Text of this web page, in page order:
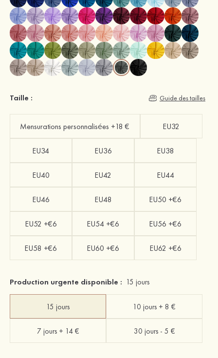
Taille : Guide des tailles
Mensurations personnalisées +18 € EU32
EU34 EU36 EU38
EU40 EU42 EU44
EU46 EU48 EU50 +€6
EU52 +€6 EU54 +€6 EU56 +€6
EU58 +€6 EU60 +€6 EU62 +€6
Production urgente disponible : 15 jours
15 jours 10 jours + 8 €
7 jours + 14 € 30 jours - 5 €